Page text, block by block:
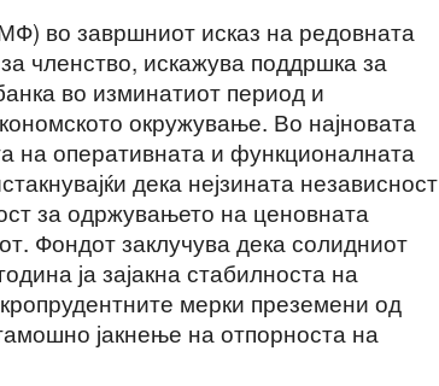
во завршниот исказ на редовната
членство, искажува поддршка за
во изминатиот период и
окружување. Во најновата
на оперативната и функционалната
дека нејзината независност
за одржувањето на ценовната
Фондот заклучува дека солидниот
ја зајакна стабилноста на
мерки преземени од
јакнење на отпорноста на